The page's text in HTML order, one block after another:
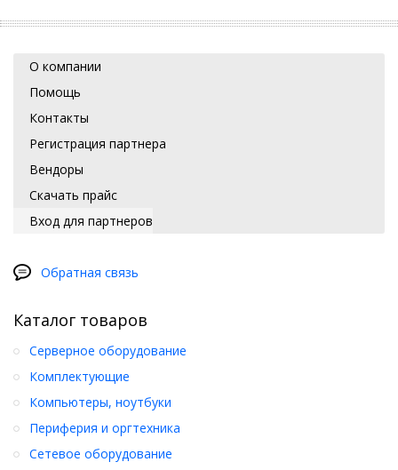
О компании
Помощь
Контакты
Регистрация партнера
Вендоры
Скачать прайс
Вход для партнеров
Обратная связь
Каталог товаров
Серверное оборудование
Комплектующие
Компьютеры, ноутбуки
Периферия и оргтехника
Сетевое оборудование